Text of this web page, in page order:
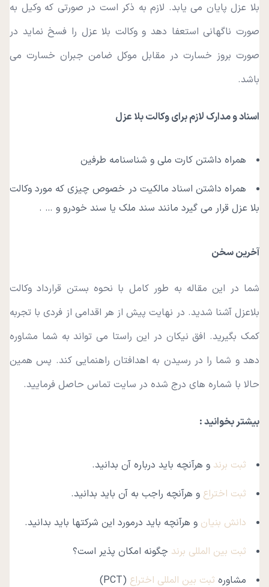
بلا عزل پایان می یابد. لازم به ذکر است در صورتی که وکیل به
صورت ناگهانی استعفا دهد و وکالت بلا عزل را فسخ نماید در
صورت بروز خسارت در مقابل موکل ضامن جبران خسارت می
باشد.
اسناد و مدارک لازم برای وکالت بلا عزل
همراه داشتن کارت ملی و شناسنامه طرفین
همراه داشتن اسناد مالکیت در خصوص چیزی که مورد وکالت
بلا عزل قرار می گیرد مانند سند ملک یا سند خودرو و … .
آخرین سخن
شما در این مقاله به طور کامل با نحوه بستن قرارداد وکالت
بلاعزل آشنا شدید. در نهایت پیش از هر اقدامی از فردی با تجربه
کمک بگیرید. افق نیکان در این راستا می تواند به شما مشاوره
دهد و شما را در رسیدن به اهدافتان راهنمایی کند. پس همین
حالا با شماره های درج شده در سایت تماس حاصل فرمایید.
بیشتر بخوانید :
ثبت برند و هرآنچه باید درباره آن بدانید.
ثبت اختراع و هرآنچه راجب به آن باید بدانید.
دانش بنیان و هرآنچه باید درمورد این شرکتها باید بدانید.
ثبت بین المللی برند چگونه امکان پذیر است؟
مشاوره ثبت بین المللی اختراع (PCT)